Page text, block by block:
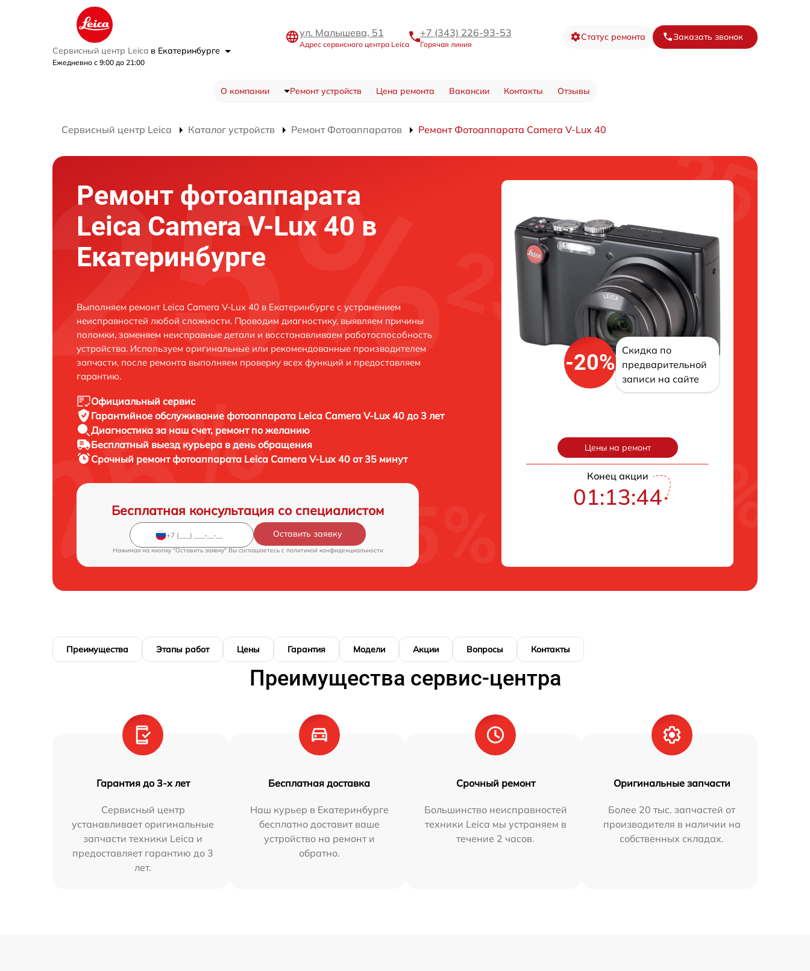
Сервисный центр Leica в Екатеринбурге
Ежедневно с 9:00 до 21:00
ул. Малышева, 51
Адрес сервисного центра Leica
+7 (343) 226-93-53
Горячая линия
Статус ремонта Заказать звонок
О компании Ремонт устройств Цена ремонта Вакансии Контакты Отзывы
Сервисный центр Leica Каталог устройств Ремонт Фотоаппаратов Ремонт Фотоаппарата Camera V-Lux 40
Ремонт фотоаппарата
Leica Camera V-Lux 40 в
Екатеринбурге
Выполняем ремонт Leica Camera V-Lux 40 в Екатеринбурге с устранением
неисправностей любой сложности. Проводим диагностику, выявляем причины
поломки, заменяем неисправные детали и восстанавливаем работоспособность
устройства. Используем оригинальные или рекомендованные производителем
запчасти, после ремонта выполняем проверку всех функций и предоставляем
гарантию.
Официальный сервис
Гарантийное обслуживание фотоаппарата Leica Camera V-Lux 40 до 3 лет
Диагностика за наш счет, ремонт по желанию
Бесплатный выезд курьера в день обращения
Срочный ремонтфотоаппарата Leica Camera V-Lux 40 от 35 минут
Бесплатная консультация со специалистом
Оставить заявку
Нажимая на кнопку "Оставить заявку" Вы соглашаетесь c политикой конфиденциальности
-20%
Скидка по
предварительной
записи на сайте
Цены на ремонт
Конец акции
01:13:43
Преимущества Этапы работ Цены Гарантия Модели Акции Вопросы Контакты
Преимущества сервис-центра
Гарантия до 3-х лет
Сервисный центр
устанавливает оригинальные
запчасти техники Leica и
предоставляет гарантию до 3
лет.
Бесплатная доставка
Наш курьер в Екатеринбурге
бесплатно доставит ваше
устройство на ремонт и
обратно.
Срочный ремонт
Большинство неисправностей
техники Leica мы устраняем в
течение 2 часов.
Оригинальные запчасти
Более 20 тыс. запчастей от
производителя в наличии на
собственных складах.